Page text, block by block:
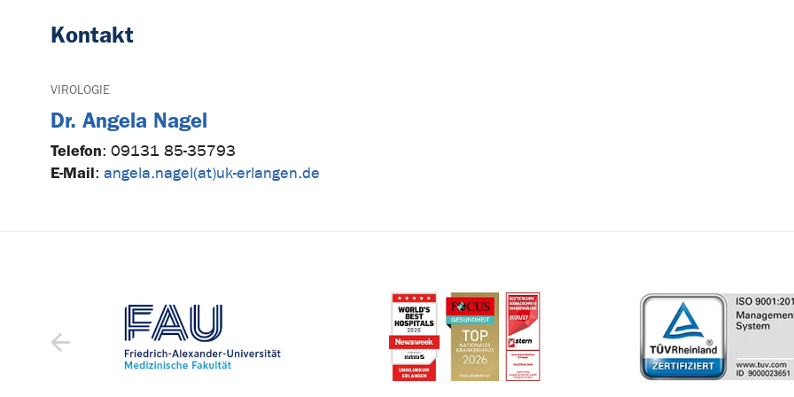
Kontakt
VIROLOGIE
Dr. Angela Nagel
Telefon: 09131 85-35793
E-Mail: angela.nagel(at)uk-erlangen.de